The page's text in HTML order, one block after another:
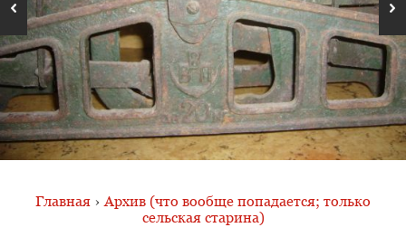
Главная › Архив (что вообще попадается; только
сельская старина)